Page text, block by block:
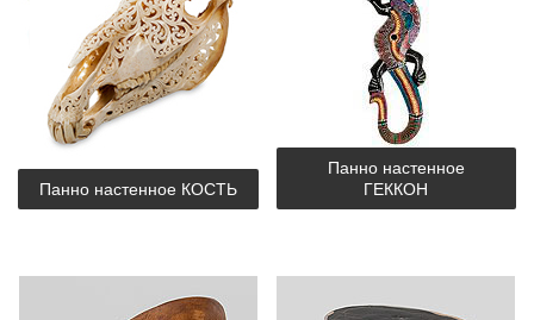
Панно настенное КОСТЬ
Панно настенное
ГЕККОН